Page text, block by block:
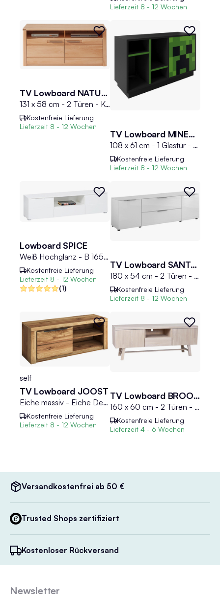
Lieferzeit 8 - 12 Wochen
TV Lowboard NATURE ONE
131 x 58 cm - 2 Türen - Kernbuche teilmassiv
Kostenfreie Lieferung
Lieferzeit 8 - 12 Wochen
TV Lowboard MINECRAFT
108 x 61 cm - 1 Glastür - Anthrazit - Grün - mit LED-Rückwandbeleuchtung
Kostenfreie Lieferung
Lieferzeit 8 - 12 Wochen
Lowboard SPICE
Weiß Hochglanz - B 165 cm
Kostenfreie Lieferung
Lieferzeit 8 - 12 Wochen
(1)
TV Lowboard SANTORIN
180 x 54 cm - 2 Türen - 1 Schublade - 1 Klappe - Weißglas - Weiß matt
Kostenfreie Lieferung
Lieferzeit 8 - 12 Wochen
self
TV Lowboard JOOST
Eiche massiv - Eiche Dekor - B 130 cm - 1 Tür
Kostenfreie Lieferung
Lieferzeit 8 - 12 Wochen
TV Lowboard BROOKLYN
160 x 60 cm - 2 Türen - 1 Schublade - Weiß - Eichenholz massiv
Kostenfreie Lieferung
Lieferzeit 4 - 6 Wochen
Versandkostenfrei ab 50 €
Trusted Shops zertifiziert
Kostenloser Rückversand
Newsletter